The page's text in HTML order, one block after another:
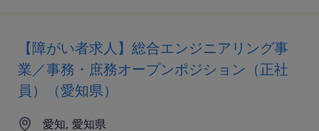
【障がい者求人】総合エンジニアリング事
業／事務・庶務オープンポジション（正社
員）（愛知県）
愛知, 愛知県